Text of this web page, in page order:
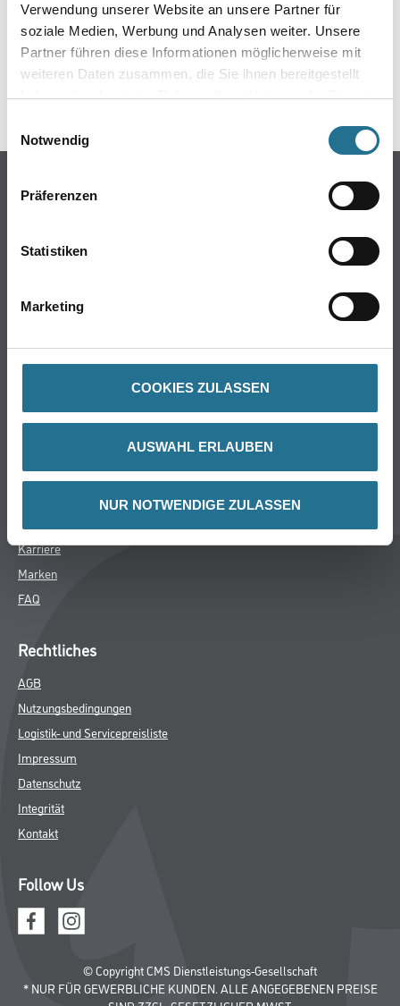
Verwendung unserer Website an unsere Partner für
soziale Medien, Werbung und Analysen weiter. Unsere
Partner führen diese Informationen möglicherweise mit
weiteren Daten zusammen, die Sie ihnen bereitgestellt
haben oder die sie im Rahmen Ihrer Nutzung der Dienste
Notwendig
Präferenzen
Statistiken
Marketing
COOKIES ZULASSEN
AUSWAHL ERLAUBEN
NUR NOTWENDIGE ZULASSEN
ZUSATZINFOS
GEFAHRENHINWEISE
SPEZIFIKATIONEN
Bodenbeläge
Werkzeug & Maschinen
Verbrauchsmaterialien
Unternehmen
Karriere
Marken
FAQ
Rechtliches
AGB
Nutzungsbedingungen
Logistik- und Servicepreisliste
Impressum
Datenschutz
Integrität
Kontakt
Follow Us
© Copyright CMS Dienstleistungs-Gesellschaft
* NUR FÜR GEWERBLICHE KUNDEN. ALLE ANGEGEBENEN PREISE